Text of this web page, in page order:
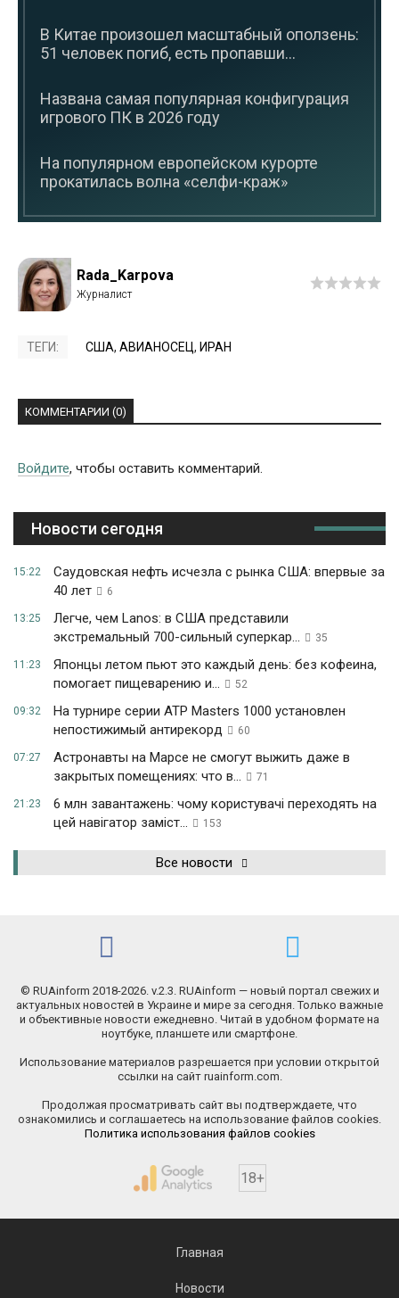
В Китае произошел масштабный оползень:
51 человек погиб, есть пропавши...
Названа самая популярная конфигурация
игрового ПК в 2026 году
На популярном европейском курорте
прокатилась волна «селфи-краж»
Rada_Karpova
ТЕГИ: США, АВИАНОСЕЦ, ИРАН
КОММЕНТАРИИ (0)
Войдите, чтобы оставить комментарий.
Новости сегодня
15:22
Саудовская нефть исчезла с рынка США: впервые за
40 лет
6
13:25
Легче, чем Lanos: в США представили
экстремальный 700-сильный суперкар...
35
11:23
Японцы летом пьют это каждый день: без кофеина,
помогает пищеварению и...
52
09:32
На турнире серии ATP Masters 1000 установлен
непостижимый антирекорд
60
07:27
Астронавты на Марсе не смогут выжить даже в
закрытых помещениях: что в...
71
21:23
6 млн завантажень: чому користувачі переходять на
цей навігатор заміст...
153
Все новости
© RUAinform 2018-2026. v.2.3. RUAinform — новый портал свежих и
актуальных новостей в Украине и мире за сегодня. Только важные
и объективные новости ежедневно. Читай в удобном формате на
ноутбуке, планшете или смартфоне.
Использование материалов разрешается при условии открытой
ссылки на сайт ruainform.com.
Продолжая просматривать сайт вы подтверждаете, что
ознакомились и соглашаетесь на использование файлов cookies.
Политика использования файлов cookies
18+
Главная
Новости